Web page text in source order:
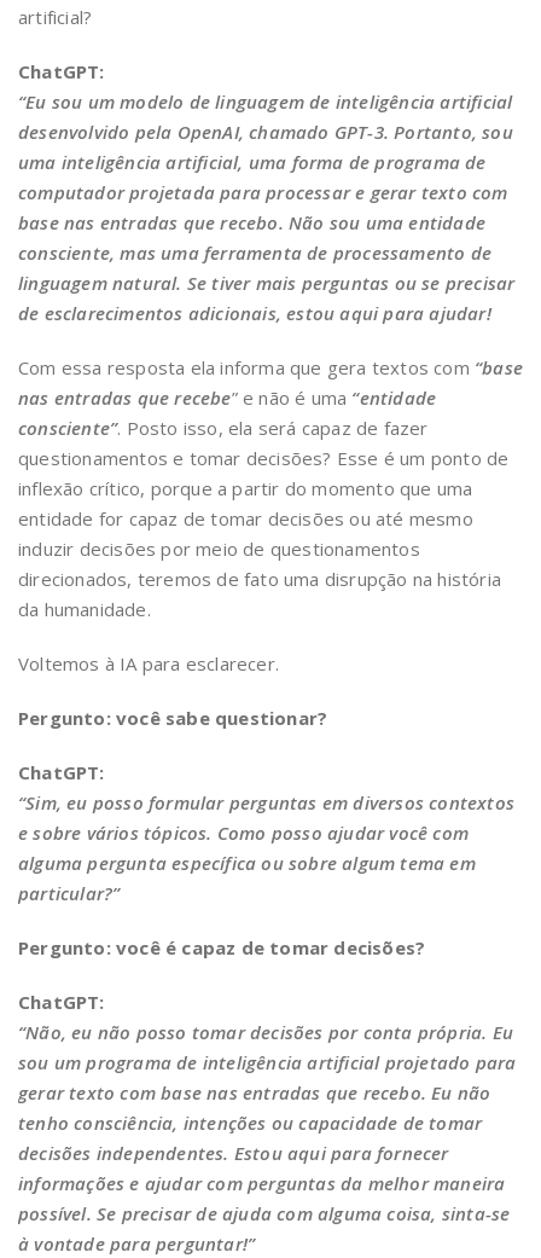
artificial?
ChatGPT:
“Eu sou um modelo de linguagem de inteligência artificial
desenvolvido pela OpenAI, chamado GPT-3. Portanto, sou
uma inteligência artificial, uma forma de programa de
computador projetada para processar e gerar texto com
base nas entradas que recebo. Não sou uma entidade
consciente, mas uma ferramenta de processamento de
linguagem natural. Se tiver mais perguntas ou se precisar
de esclarecimentos adicionais, estou aqui para ajudar!
Com essa resposta ela informa que gera textos com “base
nas entradas que recebe” e não é uma “entidade
consciente”. Posto isso, ela será capaz de fazer
questionamentos e tomar decisões? Esse é um ponto de
inflexão crítico, porque a partir do momento que uma
entidade for capaz de tomar decisões ou até mesmo
induzir decisões por meio de questionamentos
direcionados, teremos de fato uma disrupção na história
da humanidade.
Voltemos à IA para esclarecer.
Pergunto: você sabe questionar?
ChatGPT:
“Sim, eu posso formular perguntas em diversos contextos
e sobre vários tópicos. Como posso ajudar você com
alguma pergunta específica ou sobre algum tema em
particular?”
Pergunto: você é capaz de tomar decisões?
ChatGPT:
“Não, eu não posso tomar decisões por conta própria. Eu
sou um programa de inteligência artificial projetado para
gerar texto com base nas entradas que recebo. Eu não
tenho consciência, intenções ou capacidade de tomar
decisões independentes. Estou aqui para fornecer
informações e ajudar com perguntas da melhor maneira
possível. Se precisar de ajuda com alguma coisa, sinta-se
à vontade para perguntar!”